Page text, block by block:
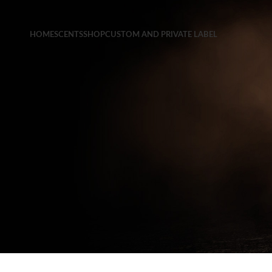
HOMESCENTSSHOPCUSTOM AND PRIVATE LABEL